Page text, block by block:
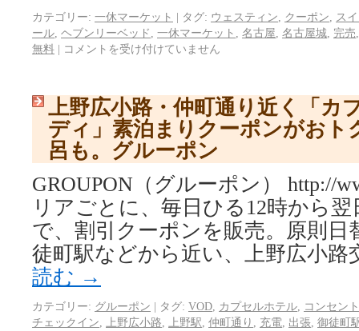
カテゴリー: 一休マーケット | タグ: ウェスティン クーポン
ス
ール ヘブンリーベッド 一休マーケット 名古屋 名古屋城 完売
無料 | コメントを受け付けていません
上野広小路・仲町通り近く「カ
ディ」素泊まりクーポンがおト
呂も。グルーポン
GROUPON（グルーポン） http://
リアごとに、毎日ひる12時から
で、割引クーポンを販売。原則日
徒町駅などから近い、上野広小
読む →
カテゴリー: グルーポン | タグ: VOD カプセルホテル
コンセント
チェックイン
上野広小路 上野駅 仲町通り 充電 出張 御徒町